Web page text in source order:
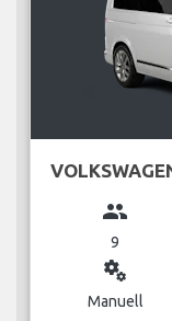
group
9
miscellaneous_services
Manuell